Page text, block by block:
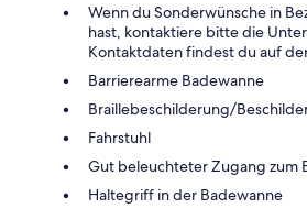
Wenn du Sonderwünsche in
hast, kontaktiere bitte die
Kontaktdaten findest du auf
Barrierearme Badewanne
Braillebeschilderung/
Fahrstuhl
Gut beleuchteter Zugang zum
Haltegriff in der Badewanne